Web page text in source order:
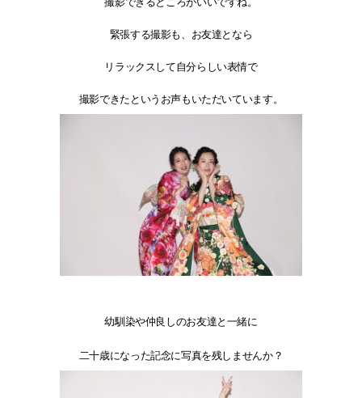
緊張する撮影も、お友達となら
リラックスして自分らしい表情で
撮影できたというお声もいただいています。
幼馴染や仲良しのお友達と一緒に
二十歳になった記念に写真を残しませんか？